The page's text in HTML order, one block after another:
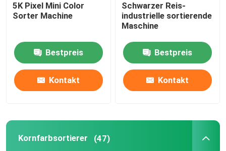
Plastikfarbsortierer
Teefarbsortierer
Gurt-Farbsortierer
Materielle sortierende Maschine
5K Pixel Mini Color
Sorter Machine
Bestpreis
Kontakt
Schwarzer Reis-
industrielle sortierende
Maschine
Bestpreis
Kontakt
Kornfarbsortierer (47)